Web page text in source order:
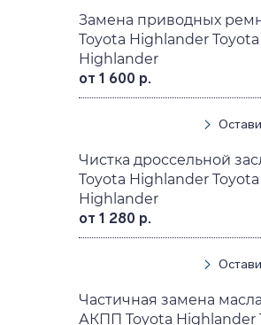
Замена приводных
Toyota Highlander Toyota
Highlander
от 1 600 р.
Чистка дроссельной
Toyota Highlander Toyota
Highlander
от 1 280 р.
Частичная замена
АКПП Toyota Highlander